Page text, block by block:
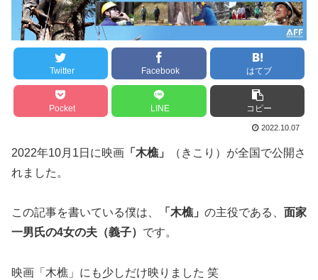
Twitter Facebook はてブ
Pocket LINE コピー
2022.10.07
2022年10月1日に映画 「木樵」
（きこり）が全国で公開さ
れました。
この記事を書いている僕は、 「木樵」 の主役である、 面家
一男氏の4女の夫（義子） です。
映画「木樵」にも少しだけ映りました 笑